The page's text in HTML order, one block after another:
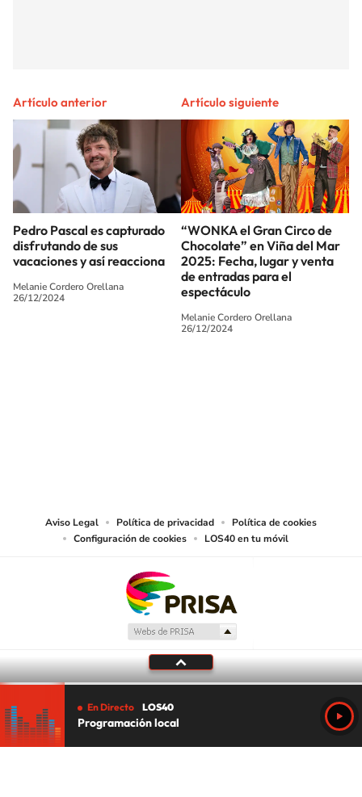
Artículo anterior
Pedro Pascal es capturado
disfrutando de sus
vacaciones y así reacciona
Melanie Cordero Orellana
26/12/2024
Artículo siguiente
“WONKA el Gran Circo de
Chocolate” en Viña del Mar
2025: Fecha, lugar y venta
de entradas para el
espectáculo
Melanie Cordero Orellana
26/12/2024
Aviso Legal Política de privacidad
Política de cookies
Configuración de cookies
LOS40 en tu móvil
En Directo LOS40
Programación local